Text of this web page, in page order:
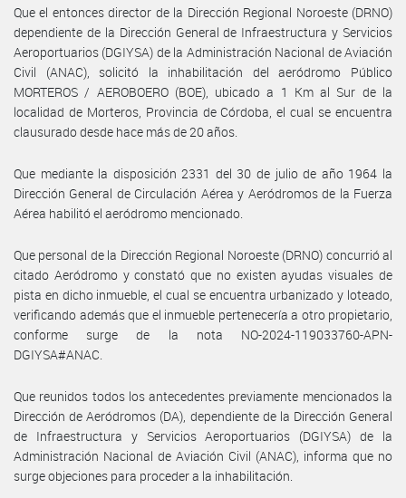
Que el entonces director de la Dirección Regional Noroeste (DRNO)
dependiente de la Dirección General de Infraestructura y Servicios
Aeroportuarios (DGIYSA) de la Administración Nacional de Aviación
Civil (ANAC), solicitó la inhabilitación del aeródromo Público
MORTEROS / AEROBOERO (BOE), ubicado a 1 Km al Sur de la
localidad de Morteros, Provincia de Córdoba, el cual se encuentra
clausurado desde hace más de 20 años.
Que mediante la disposición 2331 del 30 de julio de año 1964 la
Dirección General de Circulación Aérea y Aeródromos de la Fuerza
Aérea habilitó el aeródromo mencionado.
Que personal de la Dirección Regional Noroeste (DRNO) concurrió al
citado Aeródromo y constató que no existen ayudas visuales de
pista en dicho inmueble, el cual se encuentra urbanizado y loteado,
verificando además que el inmueble pertenecería a otro propietario,
conforme surge de la nota NO-2024-119033760-APN-
DGIYSA#ANAC.
Que reunidos todos los antecedentes previamente mencionados la
Dirección de Aeródromos (DA), dependiente de la Dirección General
de Infraestructura y Servicios Aeroportuarios (DGIYSA) de la
Administración Nacional de Aviación Civil (ANAC), informa que no
surge objeciones para proceder a la inhabilitación.